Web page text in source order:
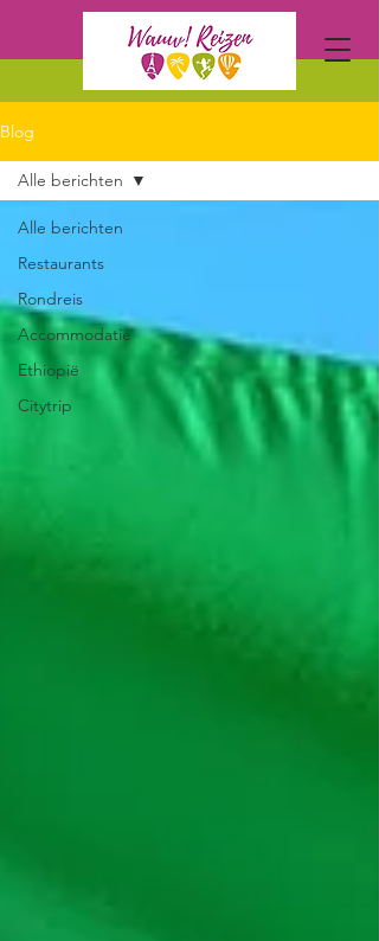
Blog
Alle berichten
Restaurants
Rondreis
Accommodatie
Ethiopië
Citytrip
Alle berichten